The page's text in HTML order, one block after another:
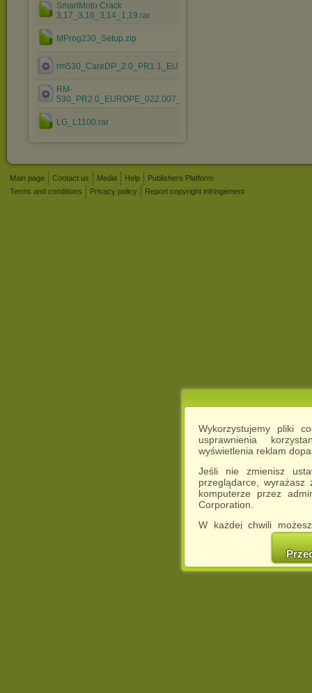
Wykorzystujemy pliki
usprawnienia
wyświetlenia reklam
Jeśli nie zmienisz
przeglądarce,
komputerze przez
Corporation.
W każdej chwili
cookies w swojej
w naszej
http://chomikuj.pl/
SmartMoto Crack
3,17_3,16_3,14_1,19.rar
MProg230_Setup.zip
rm530_CareDP_2.0_PR1.1_EUROPE_022.007.exe
RM-
530_PR2.0_EUROPE_022.007_v2.03.exe
LG_L1100.rar
Main page Contact us Media Help
Publishers Platform
Terms and conditions
Privacy policy Report copyright infringement